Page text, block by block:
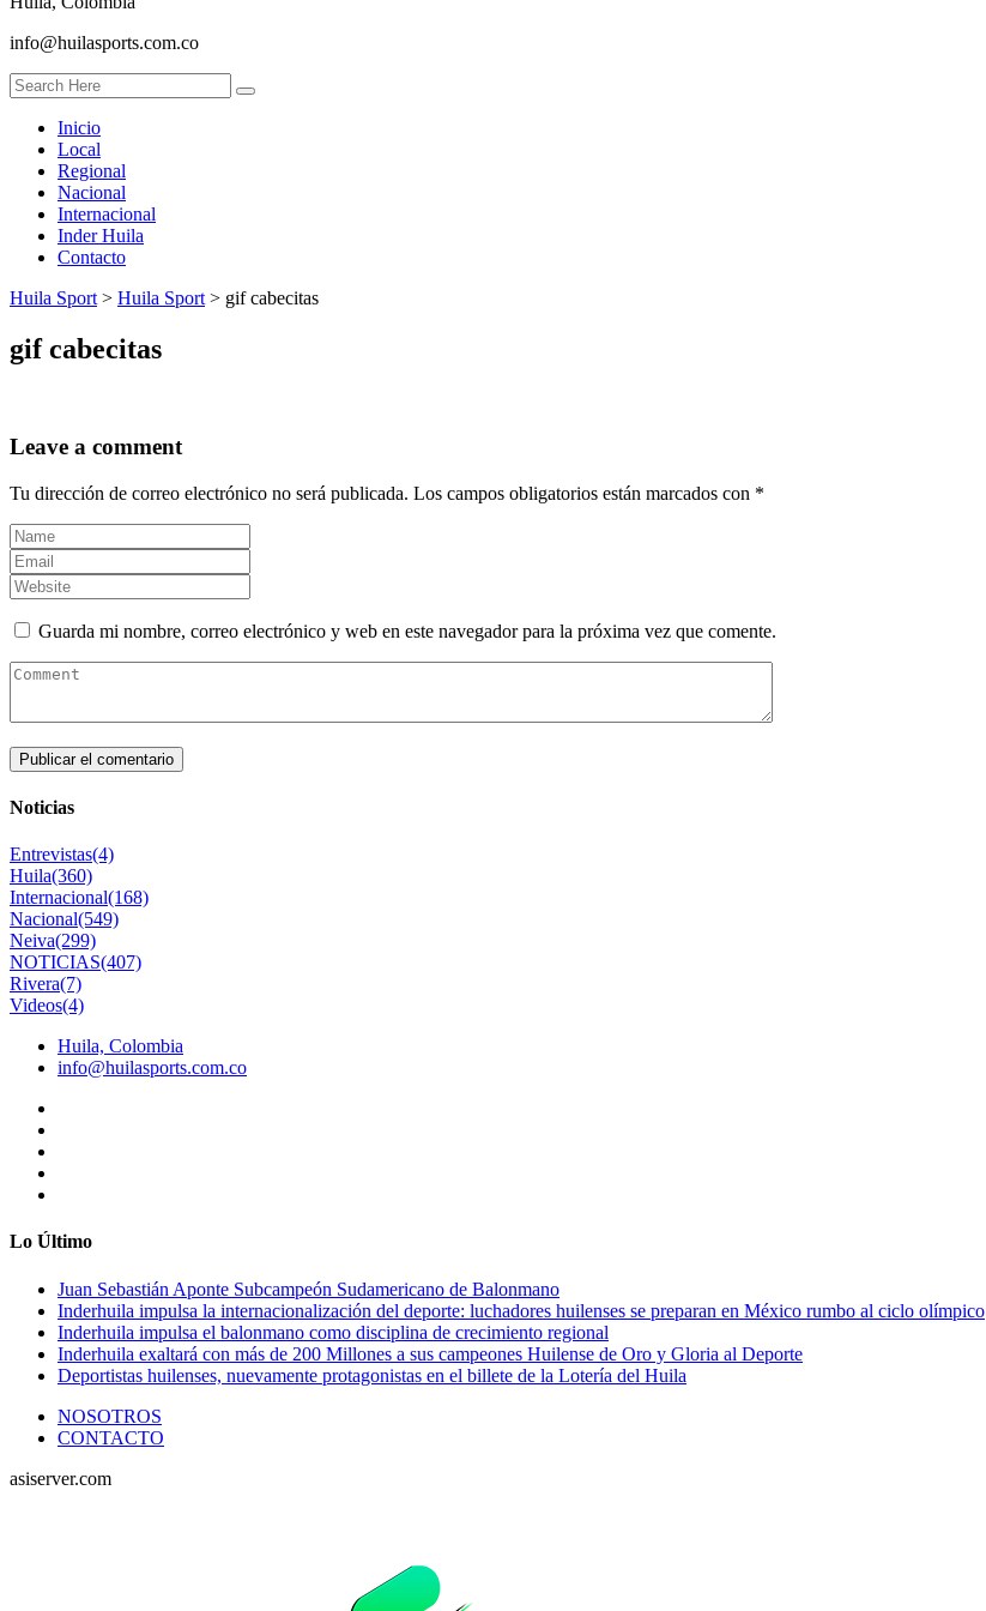
info@huilasports.com.co
Inicio
Local
Regional
Nacional
Internacional
Inder Huila
Contacto
Huila Sport > Huila Sport > gif cabecitas
gif cabecitas
Leave a comment
Tu dirección de correo electrónico no será publicada. Los campos obligatorios están marcados con *
Guarda mi nombre, correo electrónico y web en este navegador para la próxima vez que comente.
Noticias
Entrevistas(4)
Huila(360)
Internacional(168)
Nacional(549)
Neiva(299)
NOTICIAS(407)
Rivera(7)
Videos(4)
Huila, Colombia
info@huilasports.com.co
Lo Último
Juan Sebastián Aponte Subcampeón Sudamericano de Balonmano
Inderhuila impulsa la internacionalización del deporte: luchadores huilenses se preparan en México rumbo al ciclo olímpico
Inderhuila impulsa el balonmano como disciplina de crecimiento regional
Inderhuila exaltará con más de 200 Millones a sus campeones Huilense de Oro y Gloria al Deporte
Deportistas huilenses, nuevamente protagonistas en el billete de la Lotería del Huila
NOSOTROS
CONTACTO
asiserver.com